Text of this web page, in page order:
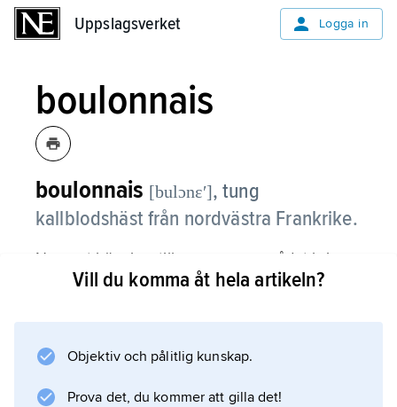
Uppslagsverket Logga in
boulonnais
boulonnais [bulɔnɛʹ],tung
kallblodshäst från nordvästra Frankrike.
Namnet hänvisar till ursprungsområdet kring
staden Boulogne-sur-Mer. Det finns två typer
tyngre mellan 160 och 170 cm. I dag är den
Vill du komma åt hela artikeln?
Objektiv och pålitlig kunskap.
Prova det, du kommer att gilla det!